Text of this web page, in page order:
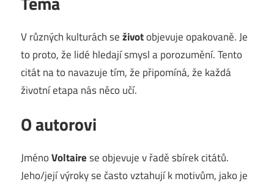
V různých kulturách seživotobjevuje opakovaně. Je
to proto, že lidé hledají smysl a porozumění. Tento
citát na to navazuje tím, že připomíná, že každá
životní etapa nás něco učí.
O autorovi
JménoVoltairese objevuje v řadě sbírek citátů.
Jeho/její výroky se často vztahují k motivům, jako je